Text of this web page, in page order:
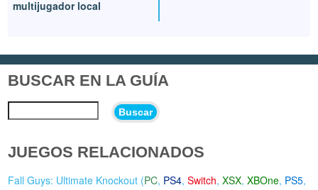
multijugador local
BUSCAR EN LA GUÍA
Buscar
JUEGOS RELACIONADOS
Fall Guys: Ultimate Knockout (PC, PS4,Switch,XSX,XBOne, PS5,